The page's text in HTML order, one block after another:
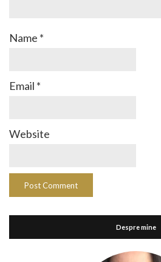
Name *
Email *
Website
Despre mine